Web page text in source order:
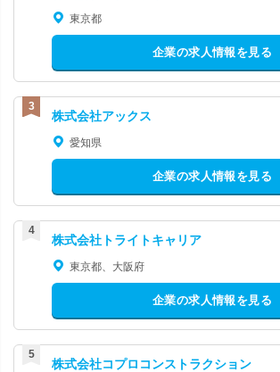
東京都
企業の求人情報を見る
株式会社アックス
愛知県
企業の求人情報を見る
株式会社トライトキャリア
東京都、大阪府
企業の求人情報を見る
株式会社コプロコンストラクション